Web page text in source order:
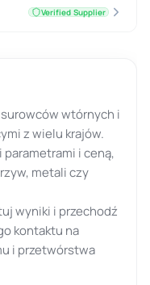
Verified Supplier
wtórnych i
z wielu krajów.
i ceną,
metali czy
wyniki i przechodź
kontaktu na
i przetwórstwa